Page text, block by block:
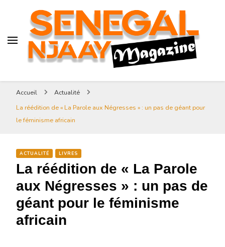
Senegal-njaay.com littérature
Africaine littérature sénégalaise
Art et Culture
Magazine Sénégal Njaay –
Senegal-njaay.com littérature
Africaine littérature
sénégalaise Art et Culture
revue littéraire africaine
Accueil
Actualité
La réédition de « La Parole aux Négresses » : un pas de géant pour
le féminisme africain
ACTUALITÉ LIVRES
La réédition de « La Parole
aux Négresses » : un pas de
géant pour le féminisme
africain